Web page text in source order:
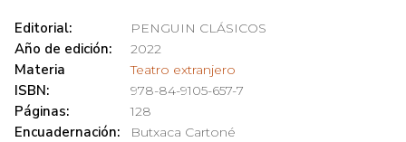
Editorial: PENGUIN CLÁSICOS
Año de edición: 2022
Materia Teatro extranjero
ISBN: 978-84-9105-657-7
Páginas: 128
Encuadernación: Butxaca Cartoné